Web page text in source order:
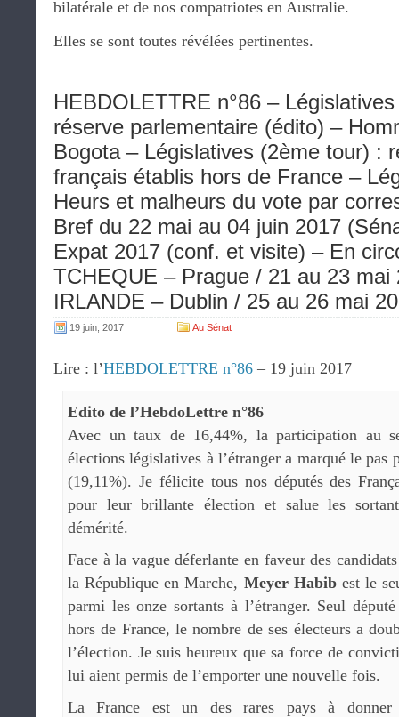
bilatérale et de nos compatriotes en Australie.
Elles se sont toutes révélées pertinentes.
HEBDOLETTRE n°86 –
réserve parlementaire (édito) –
Bogota – Législatives (2ème tour) :
français établis hors de France –
Heurs et malheurs du vote par
Bref du 22 mai au 04 juin 2017
Expat 2017 (conf. et visite) – En
TCHEQUE – Prague / 21 au 23 mai
IRLANDE – Dublin / 25 au 26 mai
19 juin, 2017 Au Sénat
Lire : l’HEBDOLETTRE n°86 – 19 juin 2017
Edito de l’HebdoLettre n°86
Avec un taux de 16,44%, la participation au
élections législatives à l’étranger a marqué le pas
(19,11%). Je félicite tous nos députés des
pour leur brillante élection et salue les
démérité.
Face à la vague déferlante en faveur des
la République en Marche, Meyer Habibest le
parmi les onze sortants à l’étranger. Seul
hors de France, le nombre de ses électeurs a
l’élection. Je suis heureux que sa force de
lui aient permis de l’emporter une nouvelle fois.
La France est un des rares pays à donner